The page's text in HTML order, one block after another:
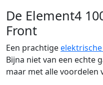
De Element4
Front
Een prachtige
Bijna niet van een echte
maar met alle voordelen